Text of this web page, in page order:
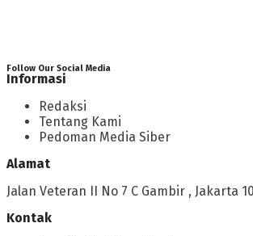
Follow Our Social Media
Informasi
Redaksi
Tentang Kami
Pedoman Media Siber
Alamat
Jalan Veteran II No 7 C Gambir , Jakarta
Kontak